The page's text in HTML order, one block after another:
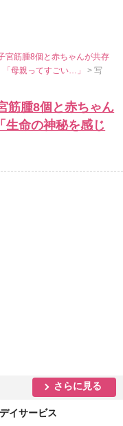
宮筋腫8個と赤ちゃんが共存
「母親ってすごい…」> 写
筋腫8個と赤ちゃん
生命の神秘を感じ
さらに見る
イサービス